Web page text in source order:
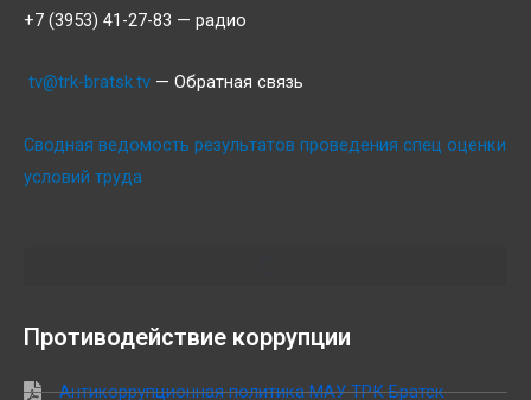
+7 (3953) 41-27-83 — радио
tv@trk-bratsk.tv — Обратная связь
Сводная ведомость результатов проведения спец оценки
условий труда
Противодействие коррупции
Антикоррупционная политика МАУ ТРК Братск